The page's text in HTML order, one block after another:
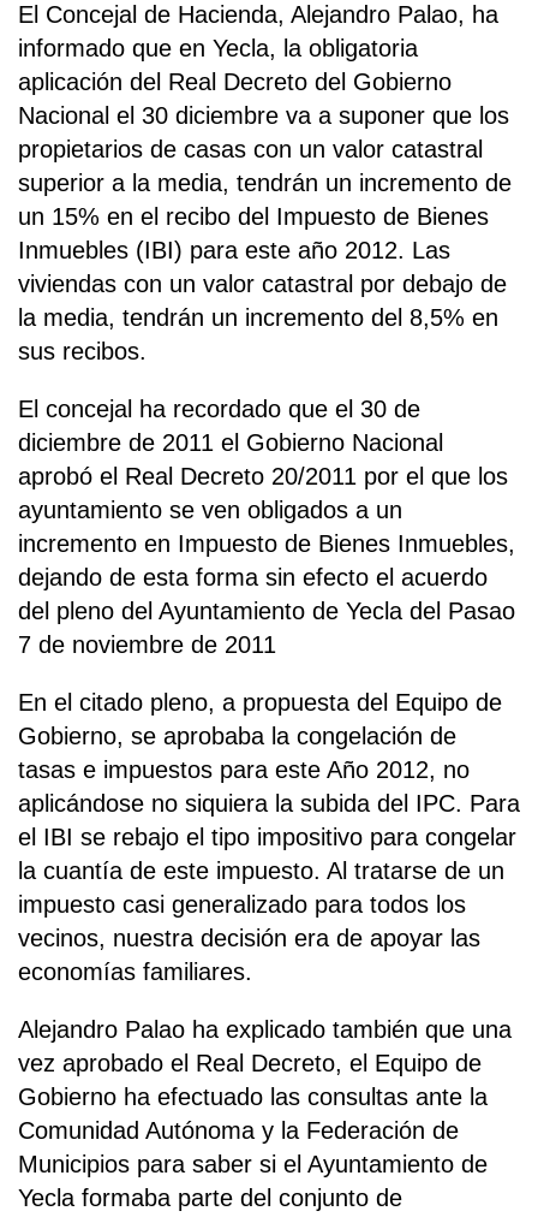
El Concejal de Hacienda, Alejandro Palao, ha
informado que en Yecla, la obligatoria
aplicación del Real Decreto del Gobierno
Nacional el 30 diciembre va a suponer que los
propietarios de casas con un valor catastral
superior a la media, tendrán un incremento de
un 15% en el recibo del Impuesto de Bienes
Inmuebles (IBI) para este año 2012. Las
viviendas con un valor catastral por debajo de
la media, tendrán un incremento del 8,5% en
sus recibos.
El concejal ha recordado que el 30 de
diciembre de 2011 el Gobierno Nacional
aprobó el Real Decreto 20/2011 por el que los
ayuntamiento se ven obligados a un
incremento en Impuesto de Bienes Inmuebles,
dejando de esta forma sin efecto el acuerdo
del pleno del Ayuntamiento de Yecla del Pasao
7 de noviembre de 2011
En el citado pleno, a propuesta del Equipo de
Gobierno, se aprobaba la congelación de
tasas e impuestos para este Año 2012, no
aplicándose no siquiera la subida del IPC. Para
el IBI se rebajo el tipo impositivo para congelar
la cuantía de este impuesto. Al tratarse de un
impuesto casi generalizado para todos los
vecinos, nuestra decisión era de apoyar las
economías familiares.
Alejandro Palao ha explicado también que una
vez aprobado el Real Decreto, el Equipo de
Gobierno ha efectuado las consultas ante la
Comunidad Autónoma y la Federación de
Municipios para saber si el Ayuntamiento de
Yecla formaba parte del conjunto de